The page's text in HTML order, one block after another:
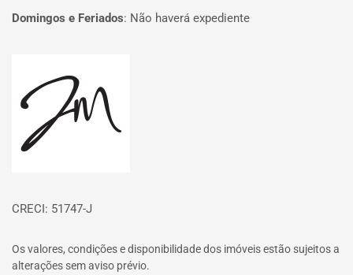
Domingos e Feriados: Não haverá expediente
CRECI: 51747-J
Os valores, condições e disponibilidade dos imóveis estão sujeitos a
alterações sem aviso prévio.